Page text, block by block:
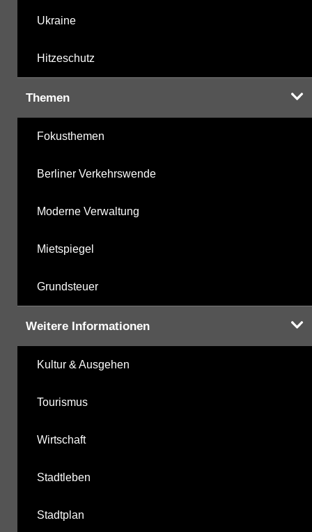
Ukraine
Hitzeschutz
Themen
Fokusthemen
Berliner Verkehrswende
Moderne Verwaltung
Mietspiegel
Grundsteuer
Weitere Informationen
Kultur & Ausgehen
Tourismus
Wirtschaft
Stadtleben
Stadtplan